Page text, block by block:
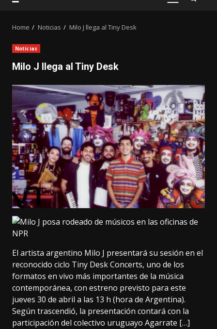
PRIMARY
Home Noticias Milo J llega al Tiny Desk
Noticias
Milo J llega al Tiny Desk
El artista argentino Milo J presentará su sesión en el
reconocido ciclo Tiny Desk Concerts, uno de los
formatos en vivo más importantes de la música
contemporánea, con estreno previsto para este
jueves 30 de abril a las 13 h (hora de Argentina).
Según trascendió, la presentación contará con la
participación del colectivo uruguayo Agarrate […]